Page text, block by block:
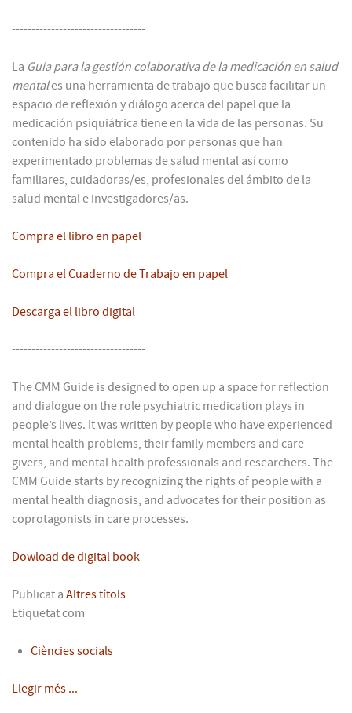
----------------------------------
La Guía para la gestión colaborativa de la medicación en salud
mentales una herramienta de trabajo que busca facilitar un
espacio de reflexión y diálogo acerca del papel que la
medicación psiquiátrica tiene en la vida de las personas. Su
contenido ha sido elaborado por personas que han
experimentado problemas de salud mental así como
familiares, cuidadoras/es, profesionales del ámbito de la
salud mental e investigadores/as.
Compra el libro en papel
Compra el Cuaderno de Trabajo en papel
Descarga el libro digital
----------------------------------
The CMM Guide is designed to open up a space for reflection
and dialogue on the role psychiatric medication plays in
people’s lives. It was written by people who have experienced
mental health problems, their family members and care
givers, and mental health professionals and researchers. The
CMM Guide starts by recognizing the rights of people with a
mental health diagnosis, and advocates for their position as
coprotagonists in care processes.
Dowload de digital book
Publicat a Altres títols
Etiquetat com
Ciències socials
Llegir més ...